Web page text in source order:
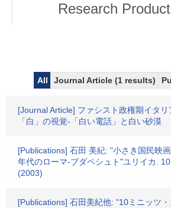
Research
All
Journal Article (1 results)
[Journal Article] ファシスト政権期イタリ
「白」の視覚-「白い電話」と白い砂漠
[Publications] 石田 美紀: "小さき国民映
年代のローマ-ブダペシュト"ユリイカ.
(2003)
[Publications] 石田美紀他: "10ミニッツ